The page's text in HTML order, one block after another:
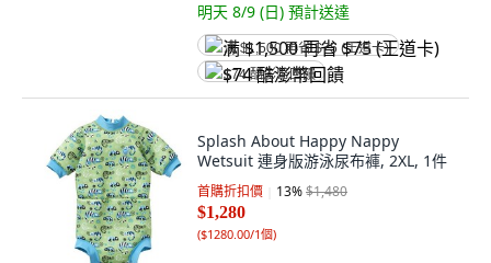
明天 8/9 (日) 預計送達
满 $1,500 再省 $75 (王道卡)
$74 酷澎幣回饋
Splash About Happy Nappy
Wetsuit 連身版游泳尿布褲, 2XL, 1件
首購折扣價 13%$1,480
$1,280
($1280.00/1個)